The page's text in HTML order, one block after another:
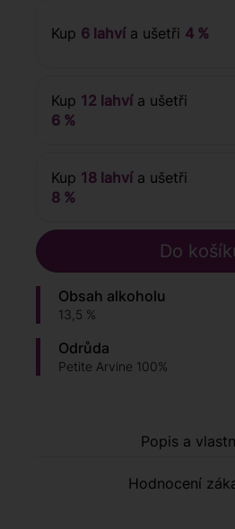
Kup 6 lahvía ušetři 4 %
Kup 12 lahvía ušetři
6 %
Kup 18 lahvía ušetři
8 %
Obsah alkoholu
13,5 %
Odrůda
Petite Arvine 100%
Popis a
Hodnocení